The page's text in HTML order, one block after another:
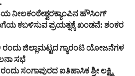
ನೀಲಕಂಠೇಶ್ವರಕ್ಯಾಂಪಿನ ಹೌಸಿಂಗ್
ಕಬಳಿಸುವ ಪ್ರಯತ್ನಕ್ಕೆ ಖಂಡನೆ: ಶಂಕರ
ರಂದು ಜಿಲ್ಲಾಮಟ್ಟದ ಗ್ಯಾರಂಟಿ ಯೋಜನೆಗಳ
ಸಭೆ
ಸಂಗಾಪುರದ ಐತಿಹಾಸಿಕ ಶ್ರೀ ಲಕ್ಷ್ಮಿ